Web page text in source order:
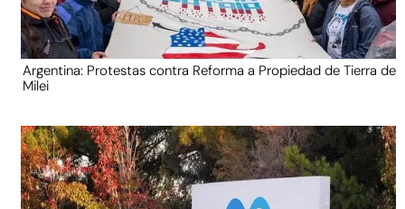
Argentina: Protestas contra Reforma a Propiedad de Tierra de
Milei